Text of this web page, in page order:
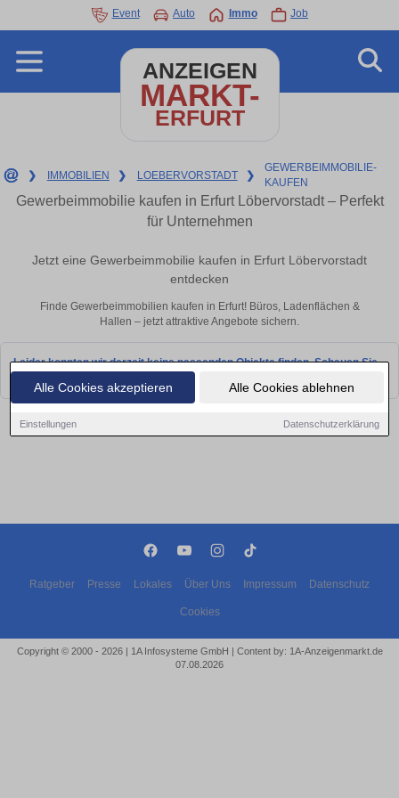
Alle Cookies akzeptieren Alle Cookies ablehnen
Einstellungen Datenschutzerklärung
Event Auto Immo Job
ANZEIGEN
MARKT-
ERFURT
❯ IMMOBILIEN ❯ LOEBERVORSTADT ❯
GEWERBEIMMOBILIE-
KAUFEN
Gewerbeimmobilie kaufen in Erfurt Löbervorstadt – Perfekt
für Unternehmen
Jetzt eine Gewerbeimmobilie kaufen in Erfurt Löbervorstadt
entdecken
Finde Gewerbeimmobilien kaufen in Erfurt! Büros, Ladenflächen &
Hallen – jetzt attraktive Angebote sichern.
Leider konnten wir derzeit keine passenden Objekte finden. Schauen Sie
Ratgeber Presse Lokales Über Uns Impressum Datenschutz
Cookies
Copyright © 2000 - 2026 | 1A Infosysteme GmbH | Content by: 1A-Anzeigenmarkt.de
07.08.2026